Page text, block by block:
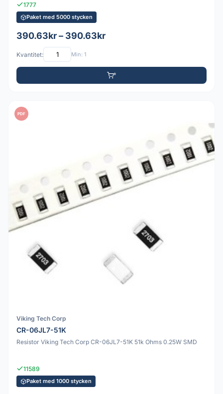
1777
Paket med 5000 stycken
390.63kr – 390.63kr
Kvantitet: Min: 1
PDF
Viking Tech Corp
CR-06JL7-51K
Resistor Viking Tech Corp CR-06JL7-51K 51k Ohms 0.25W SMD
11589
Paket med 1000 stycken